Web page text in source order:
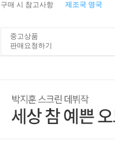
구매 시 참고사항 제조국 영국
중고상품
판매요청하기